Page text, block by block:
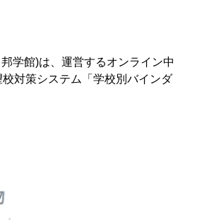
学館)は、運営するオンライン中
対策システム「学校別バインダ